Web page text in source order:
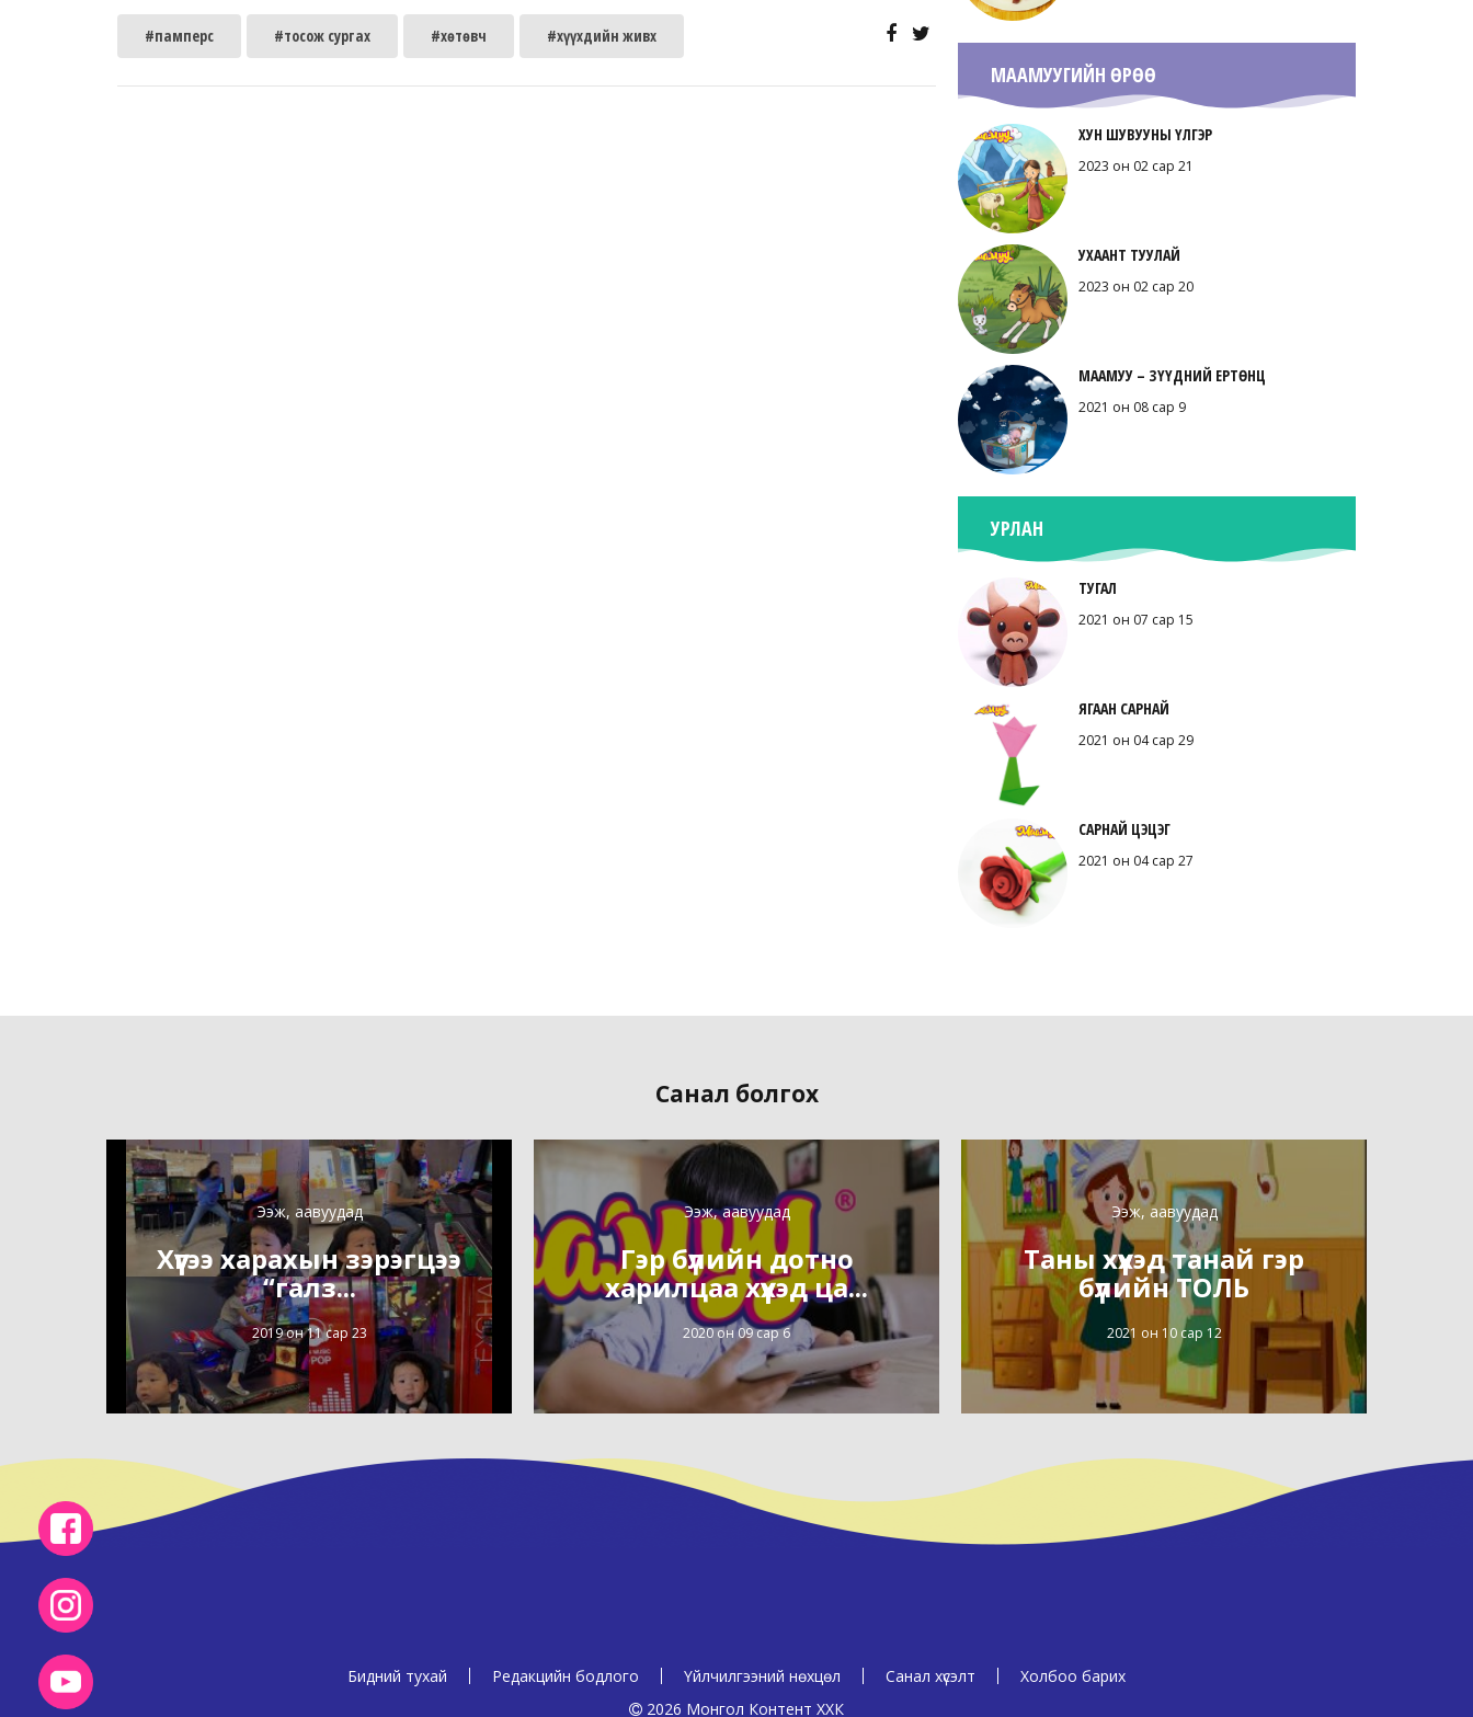
#памперс #тосож сургах #хөтөвч #хүүхдийн живх
МААМУУГИЙН ӨРӨӨ
ХУН ШУВУУНЫ ҮЛГЭР
2023 он 02 сар 21
УХААНТ ТУУЛАЙ
2023 он 02 сар 20
МААМУУ – ЗҮҮДНИЙ ЕРТӨНЦ
2021 он 08 сар 9
УРЛАН
ТУГАЛ
2021 он 07 сар 15
ЯГААН САРНАЙ
2021 он 04 сар 29
САРНАЙ ЦЭЦЭГ
2021 он 04 сар 27
Санал болгох
Ээж, аавуудад
Хүүгээ харахын зэрэгцээ
“галз...
2019 он 11 сар 23
Ээж, аавуудад
Гэр бүлийн дотно
харилцаа хүүхэд ца...
2020 он 09 сар 6
Ээж, аавуудад
Таны хүүхэд танай гэр
бүлийн ТОЛЬ
2021 он 10 сар 12
Бидний тухай Редакцийн бодлого Үйлчилгээний нөхцөл Санал хүсэлт
Холбоо барих
2026 Монгол Контент ХХК